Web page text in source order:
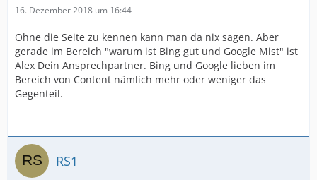
16. Dezember 2018 um 16:44
Ohne die Seite zu kennen kann man da nix sagen. Aber
gerade im Bereich "warum ist Bing gut und Google Mist" ist
Alex Dein Ansprechpartner. Bing und Google lieben im
Bereich von Content nämlich mehr oder weniger das
Gegenteil.
RS1